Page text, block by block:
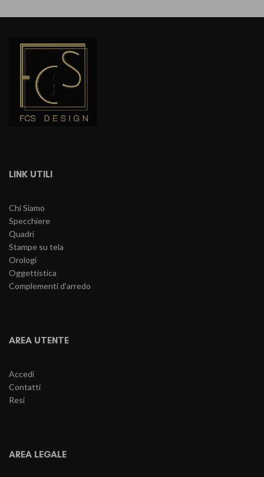
a
LINK UTILI
Chi Siamo
Specchiere
Quadri
Stampe su tela
Orologi
Oggettistica
Complementi d'arredo
AREA UTENTE
Accedi
Contatti
Resi
AREA LEGALE